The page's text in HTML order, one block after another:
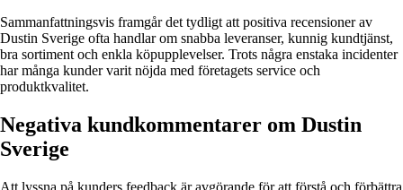
Sammanfattningsvis framgår det tydligt att positiva recensioner av
Dustin Sverige ofta handlar om snabba leveranser, kunnig kundtjänst,
bra sortiment och enkla köpupplevelser. Trots några enstaka incidenter
har många kunder varit nöjda med företagets service och
produktkvalitet.
Negativa kundkommentarer om Dustin
Sverige
Att lyssna på kunders feedback är avgörande för att förstå och förbättra